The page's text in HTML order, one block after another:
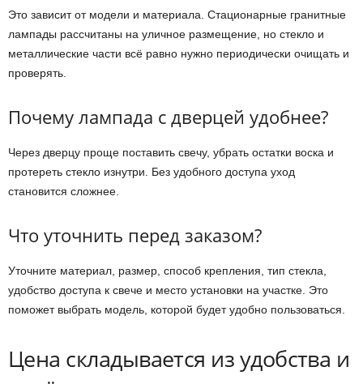
Это зависит от модели и материала. Стационарные гранитные
лампады рассчитаны на уличное размещение, но стекло и
металлические части всё равно нужно периодически очищать и
проверять.
Почему лампада с дверцей удобнее?
Через дверцу проще поставить свечу, убрать остатки воска и
протереть стекло изнутри. Без удобного доступа уход
становится сложнее.
Что уточнить перед заказом?
Уточните материал, размер, способ крепления, тип стекла,
удобство доступа к свече и место установки на участке. Это
поможет выбрать модель, которой будет удобно пользоваться.
Цена складывается из удобства и